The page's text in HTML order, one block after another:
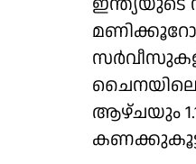
ചൈനയിലെ
ആഴ്ചയും